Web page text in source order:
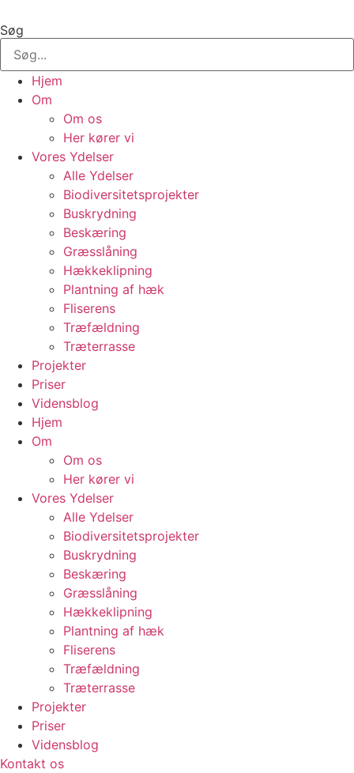
til
indhold
Søg
Hjem
Om
Om os
Her kører vi
Vores Ydelser
Alle Ydelser
Biodiversitetsprojekter
Buskrydning
Beskæring
Græsslåning
Hækkeklipning
Plantning af hæk
Fliserens
Træfældning
Træterrasse
Projekter
Priser
Vidensblog
Hjem
Om
Om os
Her kører vi
Vores Ydelser
Alle Ydelser
Biodiversitetsprojekter
Buskrydning
Beskæring
Græsslåning
Hækkeklipning
Plantning af hæk
Fliserens
Træfældning
Træterrasse
Projekter
Priser
Vidensblog
Kontakt os